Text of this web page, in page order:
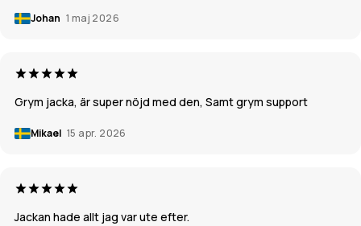
Johan 1 maj 2026
Grym jacka, är super nöjd med den, Samt grym support
Mikael 15 apr. 2026
Jackan hade allt jag var ute efter.